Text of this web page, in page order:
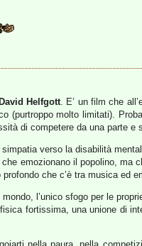
David Helfgott. E’ un film che
(purtroppo molto limitati).
di competere da una parte e
verso la disabilità
emozionano il popolino,
che c’è tra musica ed
l’unico sfogo per le
fortissima, una unione di